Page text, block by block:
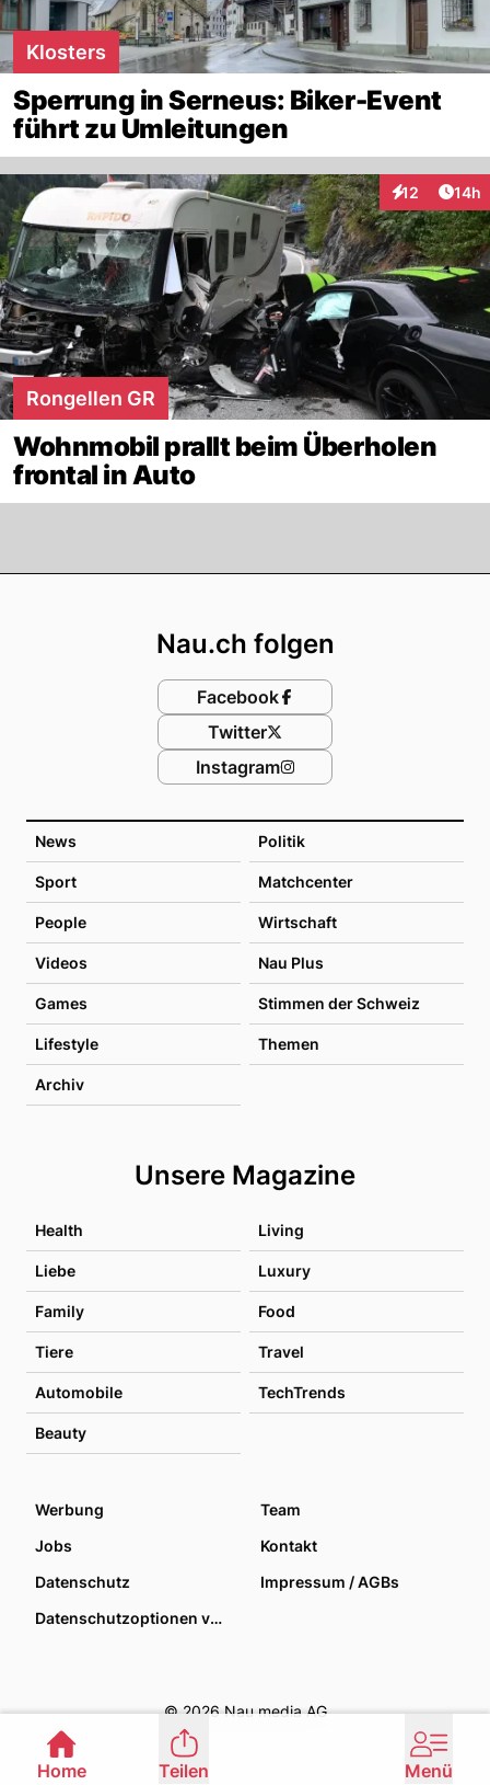
Klosters
Sperrung in Serneus: Biker-Event
führt zu Umleitungen
12
Interaktionen
14h
Rongellen GR
Wohnmobil prallt beim Überholen
frontal in Auto
News Politik
Sport Matchcenter
People Wirtschaft
Videos Nau Plus
Games Stimmen der Schweiz
Lifestyle Themen
Archiv
Unsere Magazine
Health Living
Liebe Luxury
Family Food
Tiere Travel
Automobile TechTrends
Beauty
Nau.ch folgen
Facebook
Twitter
Instagram
Werbung
Team
Jobs
Kontakt
Datenschutz
Impressum / AGBs
Datenschutzoptionen verwalten
© 2026 Nau media AG
Home Teilen Menü